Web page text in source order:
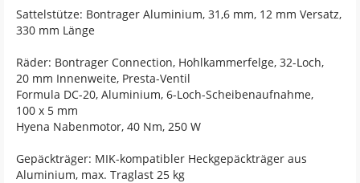
Sattelstütze: Bontrager Aluminium, 31,6 mm, 12 mm Versatz,
330 mm Länge
Räder: Bontrager Connection, Hohlkammerfelge, 32-Loch,
20 mm Innenweite, Presta-Ventil
Formula DC-20, Aluminium, 6-Loch-Scheibenaufnahme,
100 x 5 mm
Hyena Nabenmotor, 40 Nm, 250 W
Gepäckträger: MIK-kompatibler Heckgepäckträger aus
Aluminium, max. Traglast 25 kg